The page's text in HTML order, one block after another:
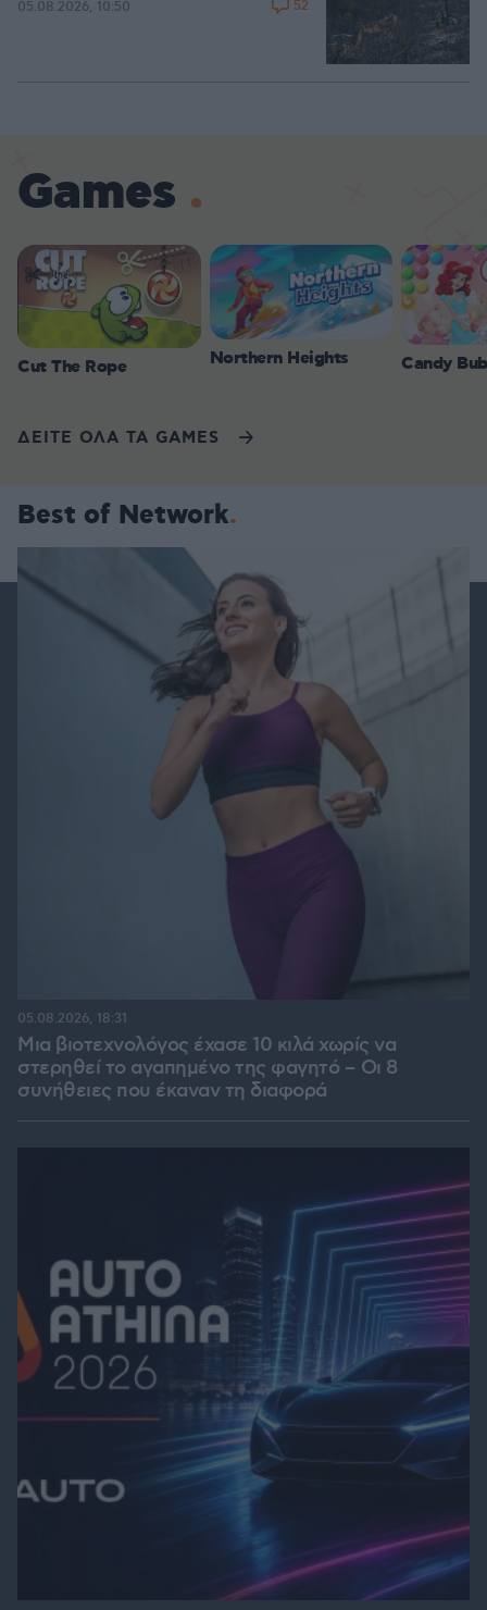
05.08.2026, 10:50 52
Games
Cut The Rope Northern Heights Candy
ΔΕΙΤΕ ΟΛΑ ΤΑ GAMES
Best of Network
Μια βιοτεχνολόγος έχασε 10 κιλά χωρίς να
στερηθεί το αγαπημένο της φαγητό – Οι 8
συνήθειες που έκαναν τη διαφορά
05.08.2026, 18:31